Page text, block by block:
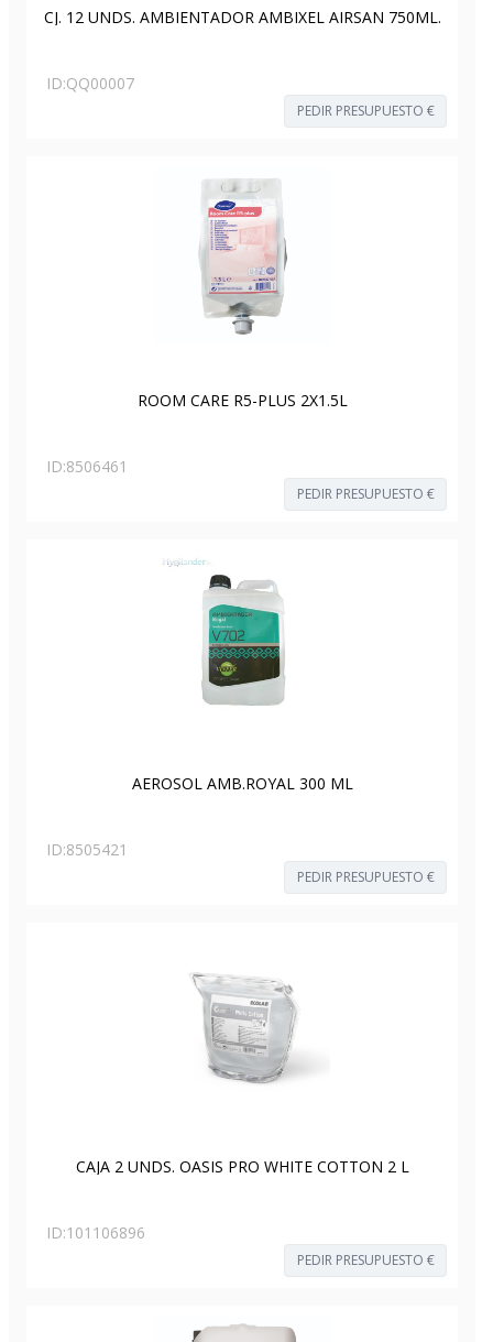
CJ. 12 UNDS. AMBIENTADOR AMBIXEL AIRSAN 750ML.
ID:QQ00007
PEDIR PRESUPUESTO €
ROOM CARE R5-PLUS 2X1.5L
ID:8506461
PEDIR PRESUPUESTO €
AEROSOL AMB.ROYAL 300 ML
ID:8505421
PEDIR PRESUPUESTO €
CAJA 2 UNDS. OASIS PRO WHITE COTTON 2 L
ID:101106896
PEDIR PRESUPUESTO €